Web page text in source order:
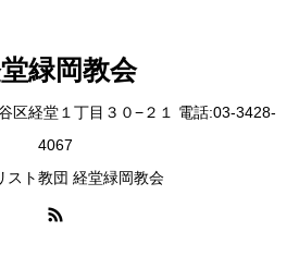
緑岡教会
区経堂１丁目３０−２１ 電話:03-3428-
4067
スト教団 経堂緑岡教会